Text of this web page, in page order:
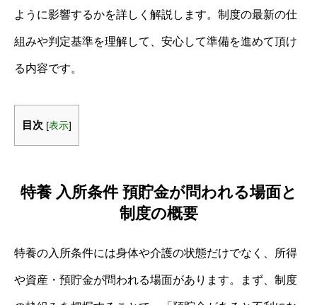
ように影響するかを詳しく解説します。制度の最新の仕
組みや判定基準を理解して、安心して準備を進めて頂け
る内容です。
目次 [表示]
特養 入所条件 預貯金が問われる場面と
制度の概要
特養の入所条件には身体や介護の状態だけでなく、所得
や資産・預貯金が問われる場面があります。まず、制度